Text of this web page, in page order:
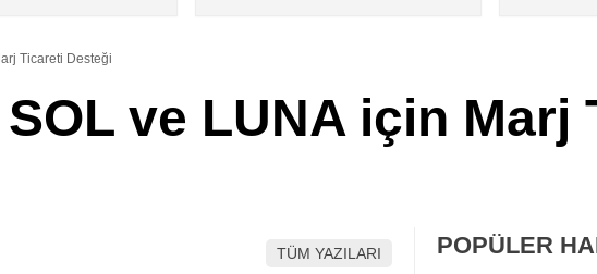
Ticareti Desteği
SOL ve LUNA için Marj
TÜM YAZILARI POPÜLER